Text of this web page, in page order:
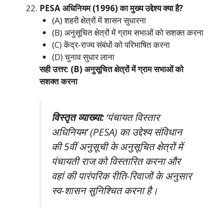
PESA अधिनियम (1996) का मुख्य उद्देश्य क्या है?
(A) शहरी क्षेत्रों में शासन सुधारना
(B) अनुसूचित क्षेत्रों में ग्राम सभाओं को सशक्त करना
(C) केंद्र-राज्य संबंधों को परिभाषित करना
(D) चुनाव सुधार लाना
सही उत्तर: (B) अनुसूचित क्षेत्रों में ग्राम सभाओं को
सशक्त करना
विस्तृत व्याख्या:‘पंचायत विस्तार
अधिनियम’ (PESA) का उद्देश्य संविधान
की 5वीं अनुसूची के अनुसूचित क्षेत्रों में
पंचायती राज को विस्तारित करना और
वहां की पारंपरिक रीति-रिवाजों के अनुसार
स्व-शासन सुनिश्चित करना है।